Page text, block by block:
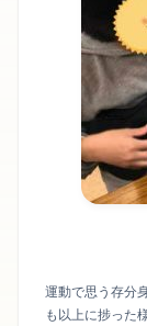
運動で思う存分
も以上に捗った